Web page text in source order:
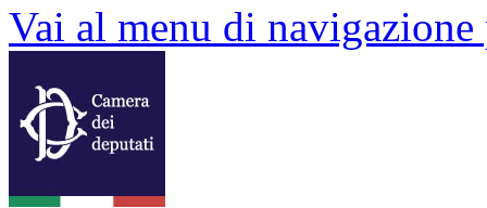
Vai al menu di